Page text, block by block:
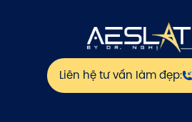
Liên hệ tư vấn làm đẹp: